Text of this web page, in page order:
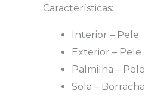
Características:
Interior – Pele
Exterior – Pele
Palmilha – Pele
Sola – Borracha